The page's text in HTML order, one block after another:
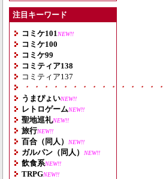
注目キーワード
コミケ101 NEW!!
コミケ100
コミケ99
コミティア138
コミティア137
・・・・・・・・・・・・・・
うまぴょいNEW!!
レトロゲームNEW!!
聖地巡礼NEW!!
旅行NEW!!
百合（同人） NEW!!
ガルパン（同人） NEW!!
飲食系NEW!!
TRPGNEW!!